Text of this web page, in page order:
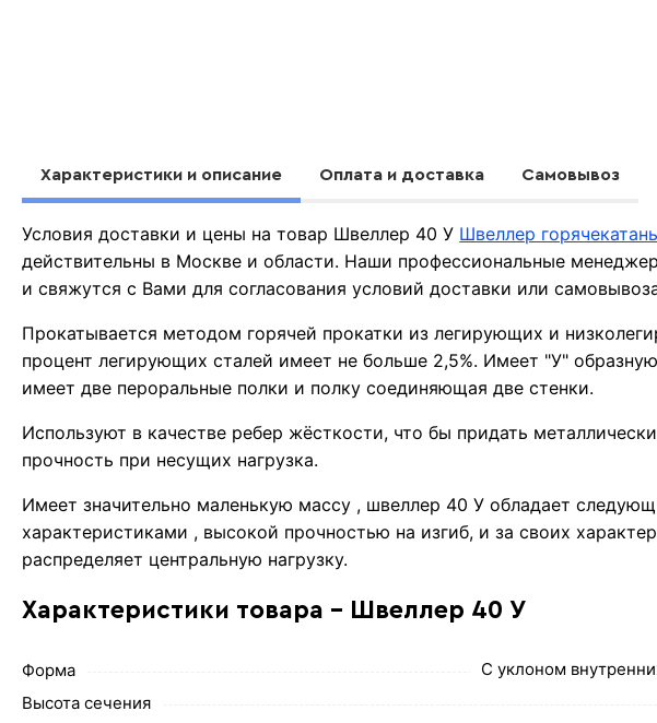
Характеристики и описание Оплата и доставка Самовывоз
Условия доставки и цены на товар Швеллер 40 У Швеллер
действительны в Москве и области. Наши профессиональные
и свяжутся с Вами для согласования условий доставки или
Прокатывается методом горячей прокатки из легирующих и
процент легирующих сталей имеет не больше 2,5%. Имеет "У"
имеет две пероральные полки и полку соединяющая две стенки.
Используют в качестве ребер жёсткости, что бы придать
прочность при несущих нагрузка.
Имеет значительно маленькую массу , швеллер 40 У обладает
характеристиками , высокой прочностью на изгиб, и за своих
распределяет центральную нагрузку.
Характеристики товара - Швеллер 40 У
Форма
С уклоном
Высота сечения